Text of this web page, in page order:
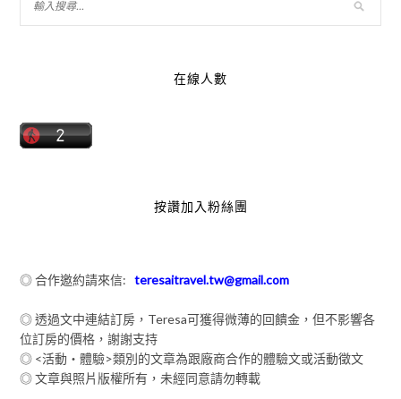
在線人數
按讚加入粉絲團
◎ 合作邀約請來信:teresaitravel.tw@gmail.com
◎ 透過文中連結訂房，Teresa可獲得微薄的回饋金，但不影響各
位訂房的價格，謝謝支持
◎ <活動‧體驗>類別的文章為跟廠商合作的體驗文或活動徵文
◎ 文章與照片版權所有，未經同意請勿轉載